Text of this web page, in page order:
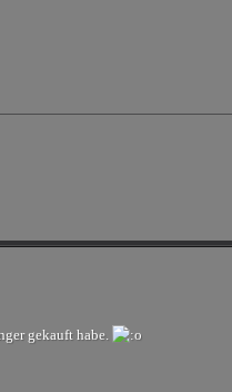
gekauft habe.